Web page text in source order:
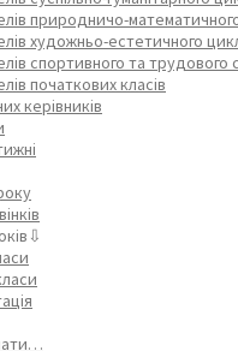
природничо-
художньо-естетичного
спортивного та трудового
початкових класів
керівників